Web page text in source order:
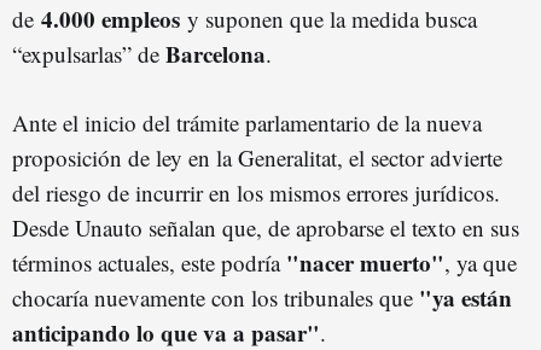
de 4.000 empleos y suponen que la medida busca
“expulsarlas” de Barcelona.
Ante el inicio del trámite parlamentario de la nueva
proposición de ley en la Generalitat, el sector advierte
del riesgo de incurrir en los mismos errores jurídicos.
Desde Unauto señalan que, de aprobarse el texto en sus
términos actuales, este podría "nacer muerto", ya que
chocaría nuevamente con los tribunales que "ya están
anticipando lo que va a pasar".